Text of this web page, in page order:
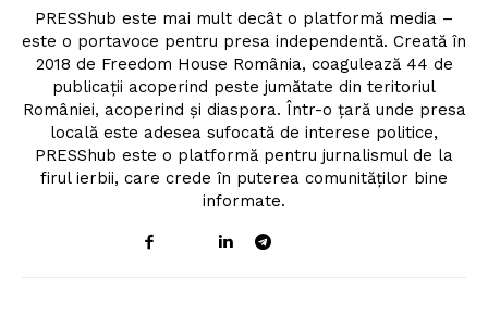
PRESShub este mai mult decât o platformă media –
este o portavoce pentru presa independentă. Creată în
2018 de Freedom House România, coagulează 44 de
publicații acoperind peste jumătate din teritoriul
României, acoperind și diaspora. Într-o țară unde presa
locală este adesea sufocată de interese politice,
PRESShub este o platformă pentru jurnalismul de la
firul ierbii, care crede în puterea comunităților bine
informate.